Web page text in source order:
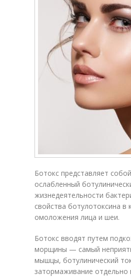
Ботокс представляет
ослабленный
жизнедеятельности
свойства ботулотоксина в
омоложения лица и шеи.
Ботокс вводят путем
морщины — самый
мышцы, ботулинический
затормаживание отдельно